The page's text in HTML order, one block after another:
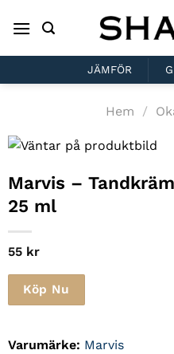
JÄMFÖR
Hem /
Marvis –
25 ml
55 kr
Köp Nu
Varumärke: Marvis